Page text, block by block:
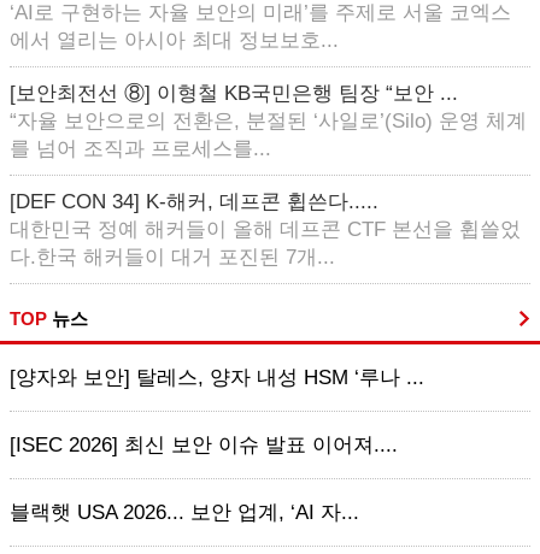
‘AI로 구현하는 자율 보안의 미래’를 주제로 서울 코엑스
에서 열리는 아시아 최대 정보보호...
[보안최전선 ⑧] 이형철 KB국민은행 팀장 “보안 ...
“자율 보안으로의 전환은, 분절된 ‘사일로’(Silo) 운영 체계
를 넘어 조직과 프로세스를...
[DEF CON 34] K-해커, 데프콘 휩쓴다.....
대한민국 정예 해커들이 올해 데프콘 CTF 본선을 휩쓸었
다.한국 해커들이 대거 포진된 7개...
TOP 뉴스
[양자와 보안] 탈레스, 양자 내성 HSM ‘루나 ...
[ISEC 2026] 최신 보안 이슈 발표 이어져....
블랙햇 USA 2026... 보안 업계, ‘AI 자...